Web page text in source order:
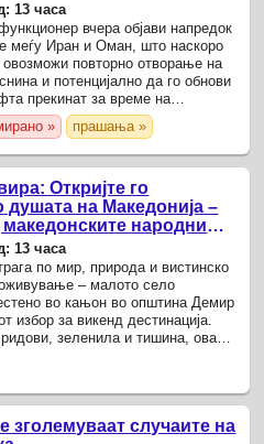
13 часа
вчера објави напредок
меѓу Иран и Оман, што наскоро
повторно отворање на
и потенцијално да го обнови
прекинат за време на
војна на САД со Иран.
» прашања »
Откријте го
на Македонија –
народни
13 часа
по мир, природа и вистинско
– малото село
во кањон во општина Демир
избор за викенд дестинација.
зеленила и тишина, ова
зголемуваат случаите на